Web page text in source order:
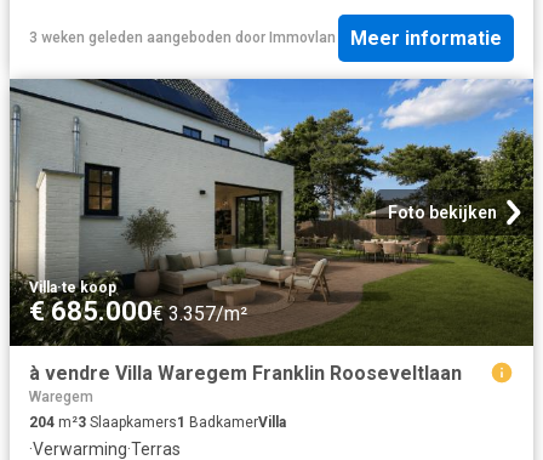
3 weken geleden aangeboden door Immovlan Meer informatie
Foto bekijken
Villa·te koop
€ 685.000€ 3.357/m²
à vendre Villa Waregem Franklin Rooseveltlaan
Waregem
204 m²3 Slaapkamers1 BadkamerVilla
·Verwarming·Terras